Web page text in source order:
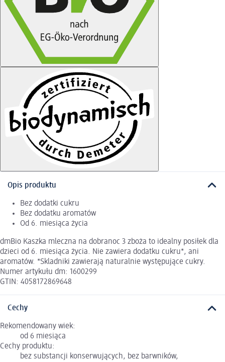
Opis produktu
Bez dodatki cukru
Bez dodatku aromatów
Od 6. miesiąca życia
dmBio Kaszka mleczna na dobranoc 3 zboża to idealny posiłek dla
dzieci od 6. miesiąca życia. Nie zawiera dodatku cukru*, ani
aromatów. *Skladniki zawierają naturalnie występujące cukry.
Numer artykułu dm: 1600299
GTIN: 4058172869648
Cechy
Rekomendowany wiek:
od 6 miesiąca
Cechy produktu:
bez substancji konserwujących, bez barwników,